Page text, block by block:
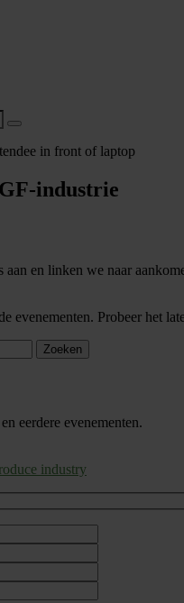
industrie
en linken we naar
evenementen. Probeer het
Zoeken
eerdere evenementen.
industry